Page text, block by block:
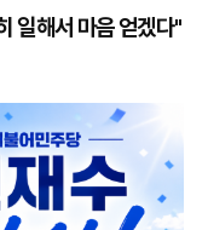
기
일해서 마음 얻겠다"